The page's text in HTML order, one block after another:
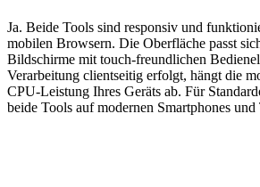
Ja. Beide Tools sind responsiv und
mobilen Browsern. Die Oberfläche passt
Bildschirme mit touch-freundlichen
Verarbeitung clientseitig erfolgt, hängt die
CPU-Leistung Ihres Geräts ab. Für
beide Tools auf modernen Smartphones